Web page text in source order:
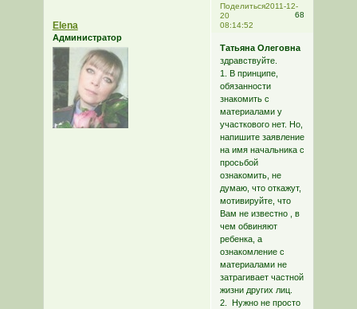
Поделиться
68
2011-12-
20
08:14:52
Elena
Администратор
Татьяна Олеговна
здравствуйте.
1. В принципе,
обязанности
знакомить с
материалами у
участкового нет. Но,
напишите заявление
на имя начальника с
просьбой
ознакомить, не
думаю, что откажут,
мотивируйте, что
Вам не известно , в
чем обвиняют
ребенка, а
ознакомление с
материалами не
затрагивает частной
жизни других лиц.
2. Нужно не просто